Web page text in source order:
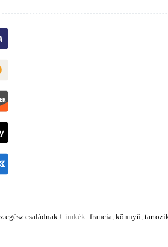
egész családnak Címkék: francia könnyű